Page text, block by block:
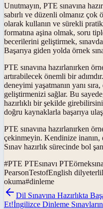
Unutmayın, PTE sınavına
sabırlı ve düzenli olmanız çok
olarak kullanın ve sürekli
formatına aşina olmak, soru
becerilerini geliştirmek,
Başarıya giden yolda örnek
PTE sınavına hazırlanırken
artırabilecek önemli bir
deneyimi yaşatmanın yanı
geliştirmenizi sağlar. Bu
hazırlıklı bir şekilde
doğru kaynaklarla başarıya
PTE sınavına hazırlanırken
çekinmeyin. Kendinize inanın,
Sınav hazırlık sürecinde bol
#PTE PTEsınavı
PearsonTestofEnglish
okuma#dinleme
Dil Sınavına Hazırlıkta
Et!İngilizce Dinleme